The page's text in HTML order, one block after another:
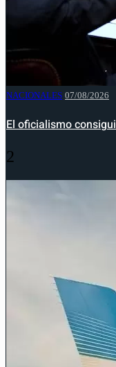
NACIONALES 07/08/2026
El oficialismo
2